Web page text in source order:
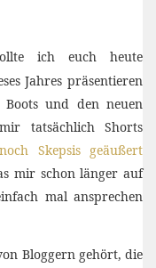
ich euch heute
Jahres präsentieren
und den neuen
tatsächlich Shorts
Skepsis geäußert
mir schon länger auf
mal ansprechen
Bloggern gehört, die